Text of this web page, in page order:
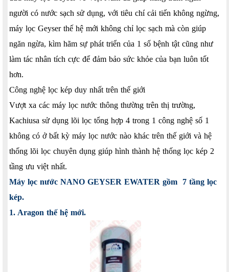
người có nước sạch sử dụng, với tiêu chí cải tiến không ngừng,
máy lọc Geyser thế hệ mới không chỉ lọc sạch mà còn giúp
ngăn ngừa, kìm hãm sự phát triển của 1 số bệnh tật cũng như
làm tác nhân tích cực để đảm bảo sức khỏe của bạn luôn tốt
hơn.
Công nghệ lọc kép duy nhất trên thế giới
Vượt xa các máy lọc nước thông thường trên thị trường,
Kachiusa sử dụng lõi lọc tổng hợp 4 trong 1 công nghệ số 1
không có ở bất kỳ máy lọc nước nào khác trên thế giới và hệ
thống lõi lọc chuyên dụng giúp hình thành hệ thống lọc kép 2
tầng ưu việt nhất.
Máy lọc nước NANO GEYSER EWATER gồm 7 tầng lọc
kép.
1. Aragon thế hệ mới.